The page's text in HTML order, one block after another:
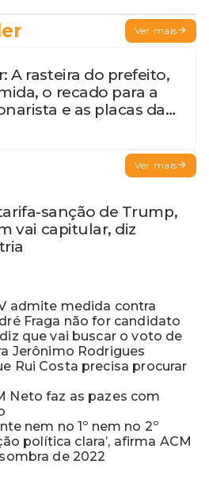
Ver mais
A rasteira do prefeito,
o recado para a
e as placas da
Ver mais
sanção de Trump,
vai capitular, diz
admite medida contra
Fraga não for candidato
que vai buscar o voto de
Jerônimo Rodrigues
Rui Costa precisa procurar
Neto faz as pazes com
nem no 1º nem no 2º
política clara’, afirma ACM
de 2022